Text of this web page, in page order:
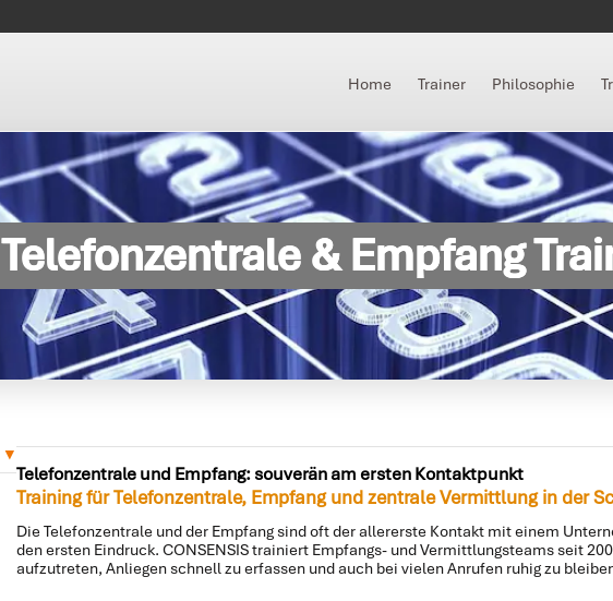
Home Trainer Philosophie
Telefonzentrale & Empfang
Telefonzentrale und Empfang: souverän am ersten Kontaktpunkt
Training für Telefonzentrale, Empfang und zentrale Vermittlung in der
Die Telefonzentrale und der Empfang sind oft der allererste Kontakt mit einem
den ersten Eindruck. CONSENSIS trainiert Empfangs- und Vermittlungsteams seit
aufzutreten, Anliegen schnell zu erfassen und auch bei vielen Anrufen ruhig zu